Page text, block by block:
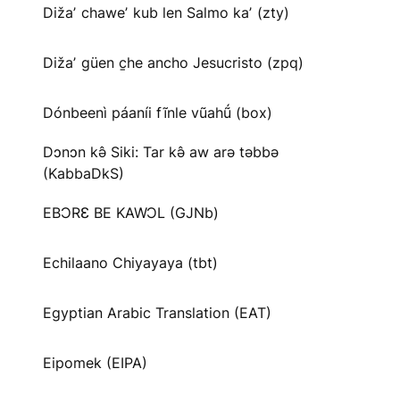
Dižaʼ chaweʼ kub len Salmo kaʼ (zty)
Dižaʼ güen c̱he ancho Jesucristo (zpq)
Dónbeenì páaníi fĩnle vũahṹ (box)
Dɔnɔn kə̂ Siki: Tar kə̂ aw arə təbbə
(KabbaDkS)
EBƆRƐ BE KAWƆL (GJNb)
Echilaano Chiyayaya (tbt)
Egyptian Arabic Translation (EAT)
Eipomek (EIPA)